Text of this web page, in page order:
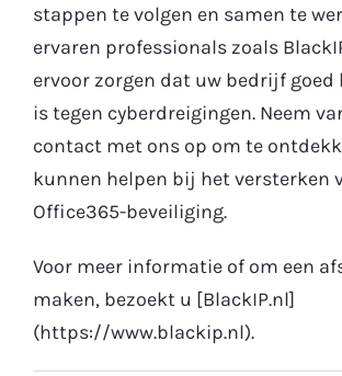
stappen te volgen en samen te
ervaren professionals zoals
ervoor zorgen dat uw bedrijf goed
is tegen cyberdreigingen. Neem
contact met ons op om te
kunnen helpen bij het versterken
Office365-beveiliging.
Voor meer informatie of om een
maken, bezoekt u [BlackIP.nl]
(https://www.blackip.nl).